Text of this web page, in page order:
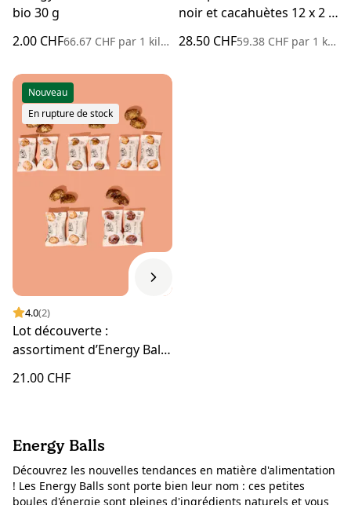
bio 30 g
2.00 CHF66.67 CHF par 1 kilogramme
noir et cacahuètes 12 x 2 x
20 g
28.50 CHF59.38 CHF par 1 kilogramme
Nouveau
En rupture de stock
4.0(2)
Lot découverte :
assortiment d’Energy Balls
21.00 CHF
Energy Balls
Découvrez les nouvelles tendances en matière d'alimentation
! Les Energy Balls sont porte bien leur nom : ces petites
boules d'énergie sont pleines d'ingrédients naturels et vous